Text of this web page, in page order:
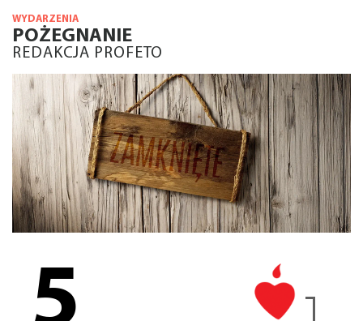
WYDARZENIA
POŻEGNANIE
REDAKCJA PROFETO